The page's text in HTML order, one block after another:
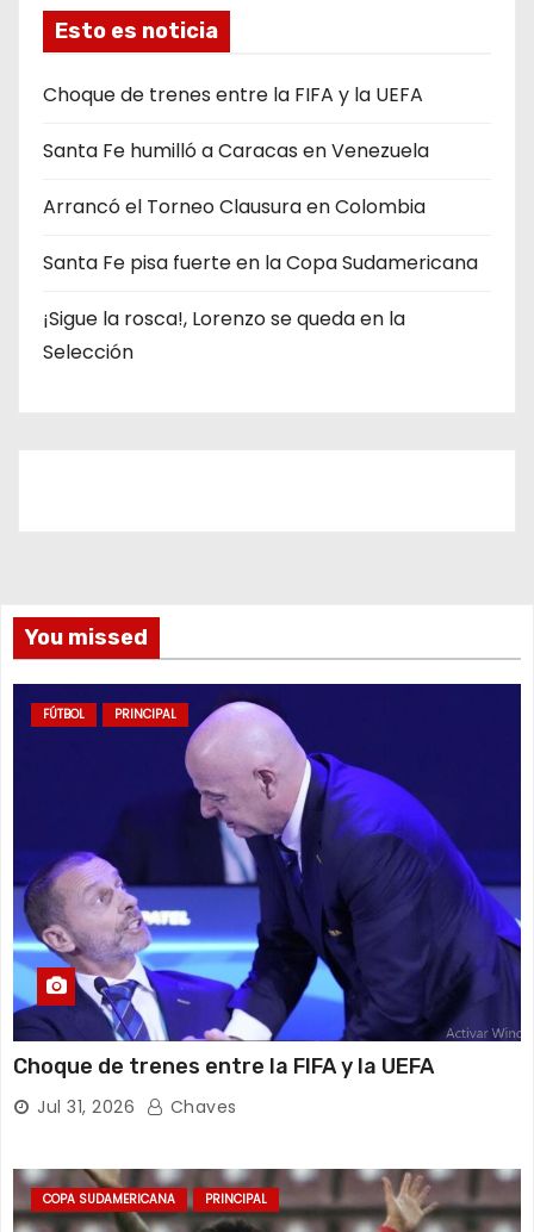
o
r
a
Esto es noticia
Choque de trenes entre la FIFA y la UEFA
Santa Fe humilló a Caracas en Venezuela
Arrancó el Torneo Clausura en Colombia
Santa Fe pisa fuerte en la Copa Sudamericana
¡Sigue la rosca!, Lorenzo se queda en la
Selección
You missed
FÚTBOL PRINCIPAL
Choque de trenes entre la FIFA y la UEFA
Jul 31, 2026 Chaves
COPA SUDAMERICANA PRINCIPAL